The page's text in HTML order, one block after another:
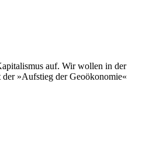
auf. Wir wollen in der
»Aufstieg der Geoökonomie«